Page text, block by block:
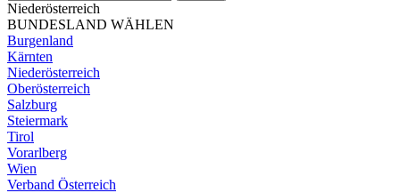
Niederösterreich
BUNDESLAND WÄHLEN
Burgenland
Kärnten
Niederösterreich
Oberösterreich
Salzburg
Steiermark
Tirol
Vorarlberg
Wien
Verband Österreich